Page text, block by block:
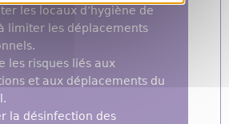
les locaux d’hygiène de
limiter les déplacements
les risques liés aux
et aux déplacements du
la désinfection des